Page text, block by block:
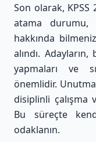
Son olarak,
atama
hakkında
alındı.
yapmaları ve
önemlidir.
disiplinli çalışma
Bu süreçte
odaklanın.